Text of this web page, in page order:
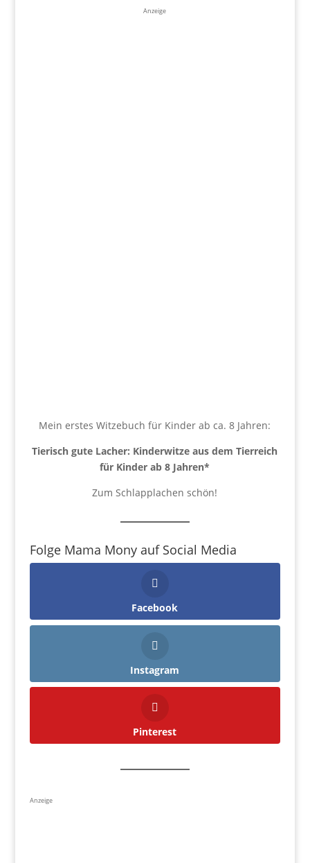
Anzeige
Mein erstes Witzebuch für Kinder ab ca. 8 Jahren:
Tierisch gute Lacher: Kinderwitze aus dem Tierreich
für Kinder ab 8 Jahren*
Zum Schlapplachen schön!
Folge Mama Mony auf Social Media
Facebook
Instagram
Pinterest
Anzeige